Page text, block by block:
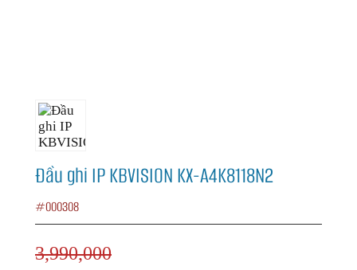
Đầu ghi IP KBVISION KX-A4K8118N2
#000308
3,990,000